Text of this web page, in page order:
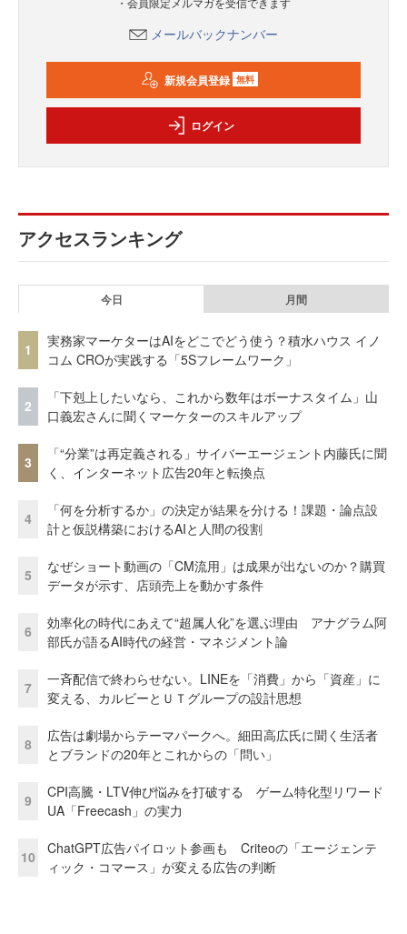
メールバックナンバー
新規会員登録 無料
ログイン
アクセスランキング
今日 月間
1
実務家マーケターはAIをどこでどう使う？積水ハウス イノ
コム CROが実践する「5Sフレームワーク」
2
「下剋上したいなら、これから数年はボーナスタイム」山
口義宏さんに聞くマーケターのスキルアップ
3
「“分業”は再定義される」サイバーエージェント内藤氏に聞
く、インターネット広告20年と転換点
4
「何を分析するか」の決定が結果を分ける！課題・論点設
計と仮説構築におけるAIと人間の役割
5
なぜショート動画の「CM流用」は成果が出ないのか？購買
データが示す、店頭売上を動かす条件
6
効率化の時代にあえて“超属人化”を選ぶ理由 アナグラム阿
部氏が語るAI時代の経営・マネジメント論
7
一斉配信で終わらせない。LINEを「消費」から「資産」に
変える、カルビーとＵＴグループの設計思想
8
広告は劇場からテーマパークへ。細田高広氏に聞く生活者
とブランドの20年とこれからの「問い」
9
CPI高騰・LTV伸び悩みを打破する ゲーム特化型リワード
UA「Freecash」の実力
10
ChatGPT広告パイロット参画も Criteoの「エージェンテ
ィック・コマース」が変える広告の判断